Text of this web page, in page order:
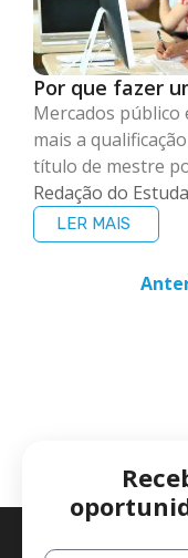
Por que fazer
Mercados público
mais a
título de mestre
Redação do
LER MAIS